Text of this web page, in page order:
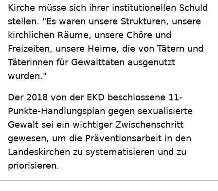
Kirche müsse sich ihrer institutionellen Schuld
stellen. "Es waren unsere Strukturen, unsere
kirchlichen Räume, unsere Chöre und
Freizeiten, unsere Heime, die von Tätern und
Täterinnen für Gewalttaten ausgenutzt
wurden."
Der 2018 von der EKD beschlossene 11-
Punkte-Handlungsplan gegen sexualisierte
Gewalt sei ein wichtiger Zwischenschritt
gewesen, um die Präventionsarbeit in den
Landeskirchen zu systematisieren und zu
priorisieren.